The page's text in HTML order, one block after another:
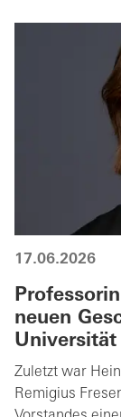
17.06.2026
neuen
Universität
Zuletzt war
Remigius